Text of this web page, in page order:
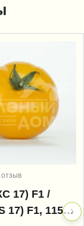
отзыв
17) F1 /
17) F1, 115-